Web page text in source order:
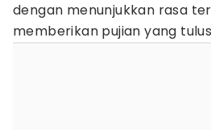
dengan menunjukkan rasa
memberikan pujian yang